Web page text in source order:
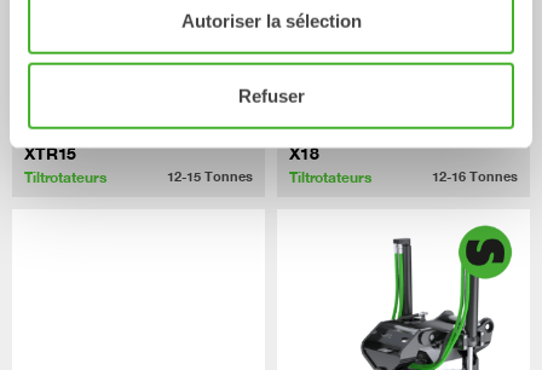
Autoriser la sélection
Refuser
XTR15
Tiltrotateurs 12-15 Tonnes
X18
Tiltrotateurs 12-16 Tonnes